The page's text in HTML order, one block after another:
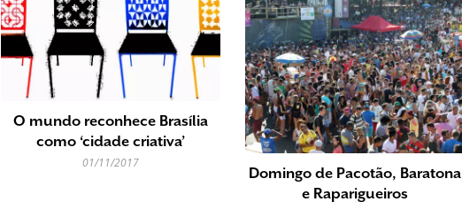
O mundo reconhece Brasília
como ‘cidade criativa’
01/11/2017
Domingo de Pacotão, Baratona
e Raparigueiros